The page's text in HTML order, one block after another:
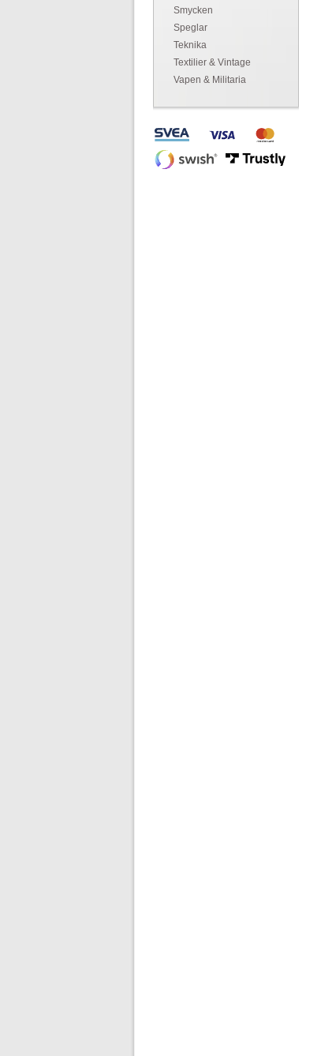
Smycken
Speglar
Teknika
Textilier & Vintage
Vapen & Militaria